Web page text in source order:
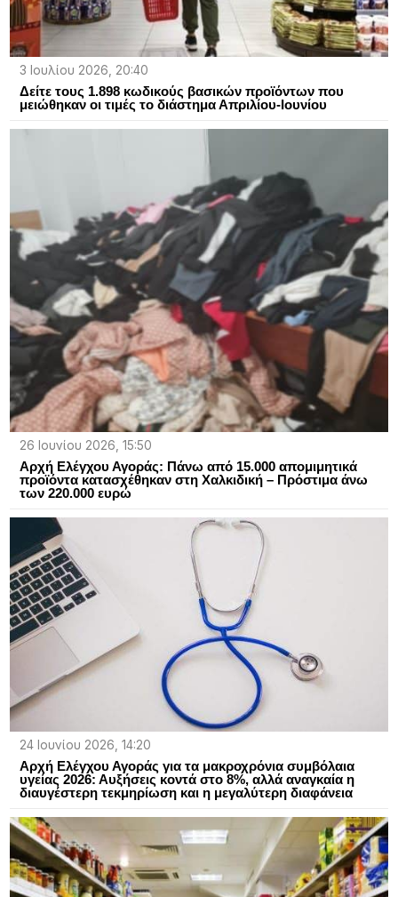
3 Ιουλίου 2026, 20:40
Δείτε τους 1.898 κωδικούς βασικών προϊόντων που
μειώθηκαν οι τιμές το διάστημα Απριλίου-Ιουνίου
26 Ιουνίου 2026, 15:50
Αρχή Ελέγχου Αγοράς: Πάνω από 15.000 απομιμητικά
προϊόντα κατασχέθηκαν στη Χαλκιδική – Πρόστιμα άνω
των 220.000 ευρώ
24 Ιουνίου 2026, 14:20
Αρχή Ελέγχου Αγοράς για τα μακροχρόνια συμβόλαια
υγείας 2026: Αυξήσεις κοντά στο 8%, αλλά αναγκαία η
διαυγέστερη τεκμηρίωση και η μεγαλύτερη διαφάνεια